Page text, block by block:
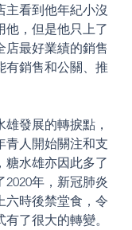
主看到他年紀小沒
他，但是他只上了
店最好業績的銷售
有銷售和公關、推
雄發展的轉捩點，
青人開始關注和支
糖水雄亦因此多了
年，新冠肺炎
六時後禁堂食，令
了很大的轉變。